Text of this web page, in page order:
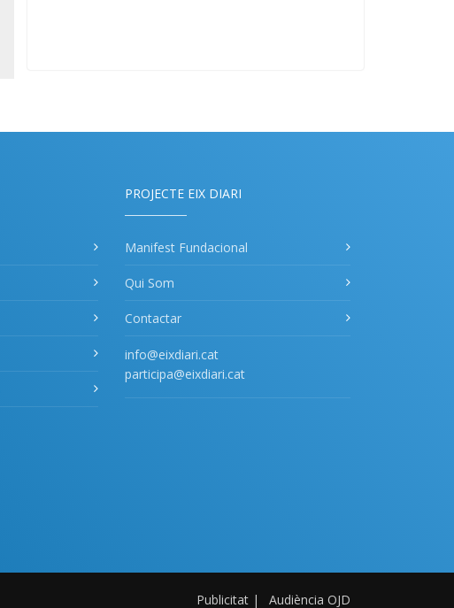
PROJECTE EIX DIARI
Manifest Fundacional
Qui Som
Contactar
info@eixdiari.cat
participa@eixdiari.cat
Publicitat | Audiència OJD